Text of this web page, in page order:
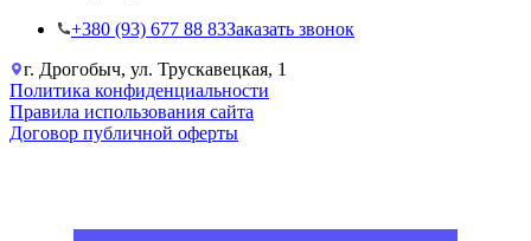
+38‎0 (93) 677 88 83Заказать звонок
г. Дрогобыч, ул. Трускавецкая, 1
Политика конфиденциальности
Правила использования сайта
Договор публичной оферты